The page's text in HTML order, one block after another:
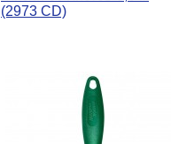
(2973 CD)